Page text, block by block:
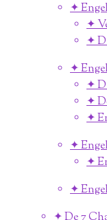
✦
✦
✦
✦
✦
✦
✦
✦
✦
✦